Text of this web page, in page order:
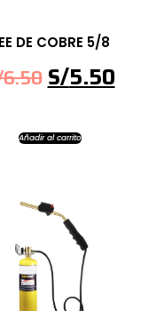
DE COBRE 5/8
6.50S/5.50
Añadir al carrito